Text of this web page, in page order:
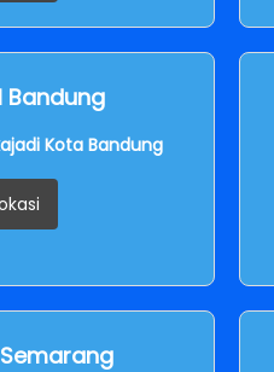
Bandung
Kota Bandung